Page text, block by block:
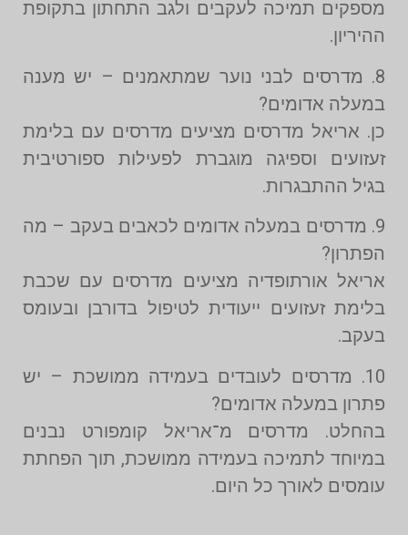
מספקים תמיכה לעקבים ולגב התחתון בתקופת
ההיריון.
8. מדרסים לבני נוער שמתאמנים – יש מענה
במעלה אדומים?
כן. אריאל מדרסים מציעים מדרסים עם בלימת
זעזועים וספיגה מוגברת לפעילות ספורטיבית
בגיל ההתבגרות.
9. מדרסים במעלה אדומים לכאבים בעקב – מה
הפתרון?
אריאל אורתופדיה מציעים מדרסים עם שכבת
בלימת זעזועים ייעודית לטיפול בדורבן ובעומס
בעקב.
10. מדרסים לעובדים בעמידה ממושכת – יש
פתרון במעלה אדומים?
בהחלט. מדרסים מ־אריאל קומפורט נבנים
במיוחד לתמיכה בעמידה ממושכת, תוך הפחתת
עומסים לאורך כל היום.